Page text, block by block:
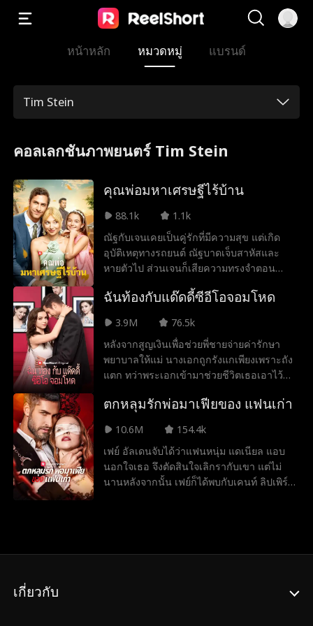
หน้าหลัก หมวดหมู่ แบรนด์
Tim Stein
คอลเลกชันภาพยนตร์ Tim Stein
คุณพ่อมหาเศรษฐีไร้บ้าน
88.1k
1.1k
ณัฐกับเจนเคยเป็นคู่รักที่มีความสุข แต่เกิด
อุบัติเหตุทางรถยนต์ ณัฐบาดเจ็บสาหัสและ
หายตัวไป ส่วนเจนก็เสียความทรงจำตอน
เอิญเจอกับณัฐอีกครั้ง แต่เขาก็ได้สูญเสียความ
บ้าน พร้อมร่วมมือกันวางแผนแก้แค้นคนที่
วางแผนร้ายนี้ และคลี่คลายความเข้าใจผิดใน
ใจของทุกคน
ฉันท้องกับแด๊ดดี้ซีอีโอจอมโหด
3.9M
76.5k
หลังจากสูญเงินเพื่อช่วยพี่ชายจ่ายค่ารักษา
พยาบาลให้แม่ นางเอกถูกรังแกเพียงเพราะถัง
แตก ทว่าพระเอกเข้ามาช่วยชีวิตเธอเอาไว้
พระเอกโดยบังเอิญอีกครั้ง เขาตัดสินใจช่วย
ลูกแฝดจากสัมพันธ์ข้ามคืนร่วมกับเขาในครั้ง
นั้น สุดท้ายเธอได้่ย้ายเข้ามาอยู่ร่วมกับเขา
และกลายเป็นที่รักของทุกคน
ตกหลุมรักพ่อมาเฟียของ แฟนเก่า
10.6M
154.4k
เฟย์ อัลเดนจับได้ว่าแฟนหนุ่ม แดเนียล แอบ
นอกใจเธอ จึงตัดสินใจเลิกรากับเขา แต่ไม่
นานหลังจากนั้น เฟย์ก็ได้พบกับเคนท์ ลิปเพิร์ต
เธอแต่งงานกับลูกชายของเขาเพื่อรวมสาย
เกี่ยวกับ